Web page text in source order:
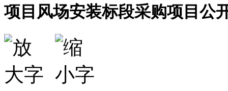
项目风场安装标段采购项目公